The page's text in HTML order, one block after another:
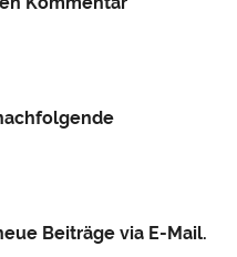
Beiträge via E-Mail.